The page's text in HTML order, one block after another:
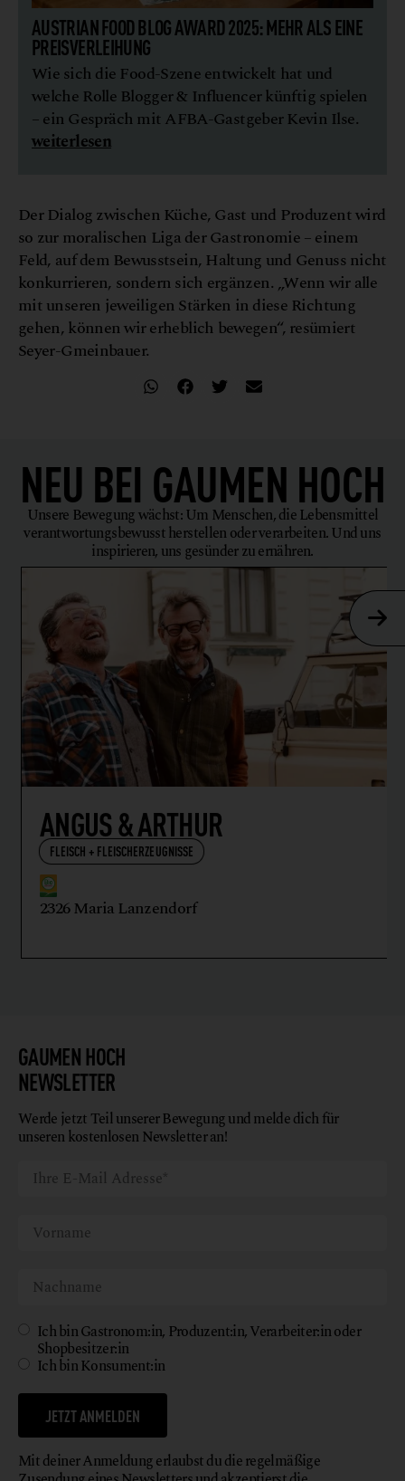
AUSTRIAN FOOD BLOG AWARD 2025: MEHR ALS EINE
PREISVERLEIHUNG
Wie sich die Food-Szene entwickelt hat und
welche Rolle Blogger & Influencer künftig spielen
– ein Gespräch mit AFBA-Gastgeber Kevin Ilse.
weiterlesen
Der Dialog zwischen Küche, Gast und Produzent wird
so zur moralischen Liga der Gastronomie – einem
Feld, auf dem Bewusstsein, Haltung und Genuss nicht
konkurrieren, sondern sich ergänzen. „Wenn wir alle
mit unseren jeweiligen Stärken in diese Richtung
gehen, können wir erheblich bewegen“, resümiert
Seyer-Gmeinbauer.
NEU BEI GAUMEN HOCH
Unsere Bewegung wächst: Um Menschen, die Lebensmittel
verantwortungsbewusst herstellen oder verarbeiten. Und uns
inspirieren, uns gesünder zu ernähren.
ANGUS & ARTHUR
FLEISCH + FLEISCHERZEUGNISSE
2326 Maria Lanzendorf
GAUMEN HOCH
NEWSLETTER
Werde jetzt Teil unserer Bewegung und melde dich für
unseren kostenlosen Newsletter an!
Ich bin Gastronom:in, Produzent:in, Verarbeiter:in oder
Shopbesitzer:in
Ich bin Konsument:in
JETZT ANMELDEN
Mit deiner Anmeldung erlaubst du die regelmäßige